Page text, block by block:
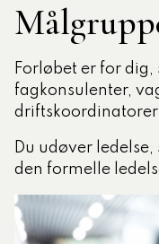
Forløbet er for
fagkonsulenter,
Du udøver
den formelle